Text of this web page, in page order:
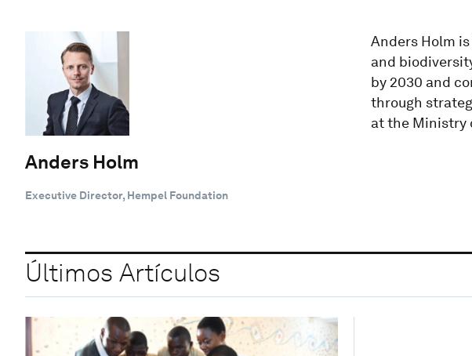
Anders Holm
Executive Director, Hempel Foundation
Anders Holm
and
by 2030 and
through
at the Ministry
Últimos Artículos